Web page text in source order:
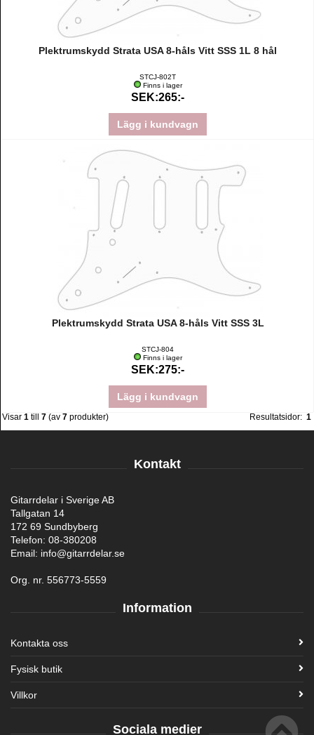
Plektrumskydd Strata USA 8-håls Vitt SSS 1L 8 hål
STCJ-802T
Finns i lager
SEK:265:-
Lägg i kundvagn
Plektrumskydd Strata USA 8-håls Vitt SSS 3L
STCJ-804
Finns i lager
SEK:275:-
Lägg i kundvagn
Visar 1 till 7 (av 7 produkter) Resultatsidor: 1
Kontakt
Gitarrdelar i Sverige AB
Tallgatan 14
172 69 Sundbyberg
Telefon: 08-380208
Email: info@gitarrdelar.se
Org. nr. 556773-5559
Information
Kontakta oss
Fysisk butik
Villkor
Sociala medier